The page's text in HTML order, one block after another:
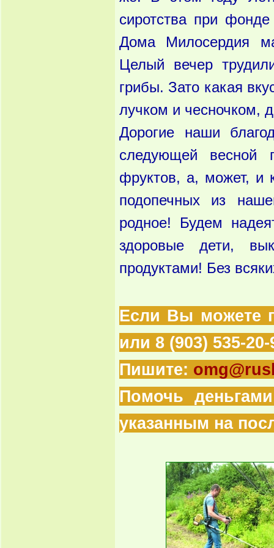
сиротства при
Дома Милосердия
Целый вечер
грибы. Зато какая
лучком и чесночком,
Дорогие наши
следующей весной
фруктов, а, может, и
подопечных из
родное! Будем
здоровые дети,
продуктами! Без
Если Вы можете
или 8 (903) 535-20-
Пишите:
Помочь
указанным на